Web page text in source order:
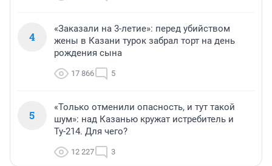
4
«Заказали на 3-летие»: перед убийством
жены в Казани турок забрал торт на день
рождения сына
17 866 5
5
«Только отменили опасность, и тут такой
шум»: над Казанью кружат истребитель и
Ту-214. Для чего?
12 227 3